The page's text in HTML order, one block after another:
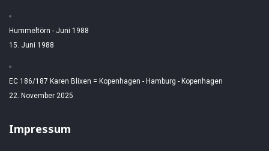
Hummeltörn - Juni 1988
15. Juni 1988
EC 186/187 Karen Blixen = Kopenhagen - Hamburg - Kopenhagen
22. November 2025
Impressum